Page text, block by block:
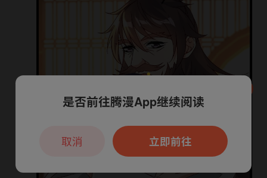
本章节仅支持App阅读，可打开App新用
户7天免费看
是否前往腾漫App继续阅读
立即前往
取消